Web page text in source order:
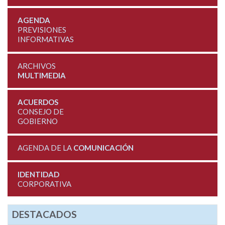
AGENDA
PREVISIONES
INFORMATIVAS
ARCHIVOS
MULTIMEDIA
ACUERDOS
CONSEJO DE
GOBIERNO
AGENDA DE LA COMUNICACIÓN
IDENTIDAD
CORPORATIVA
DESTACADOS